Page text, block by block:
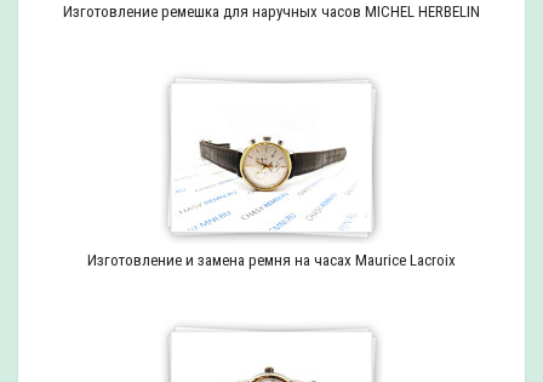
Изготовление ремешка для наручных часов MICHEL HERBELIN
Изготовление и замена ремня на часах Maurice Lacroix